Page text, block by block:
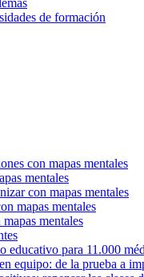
de formación
con mapas mentales
mentales
con mapas mentales
mapas mentales
mentales
educativo para 11.000
equipo: de la prueba a